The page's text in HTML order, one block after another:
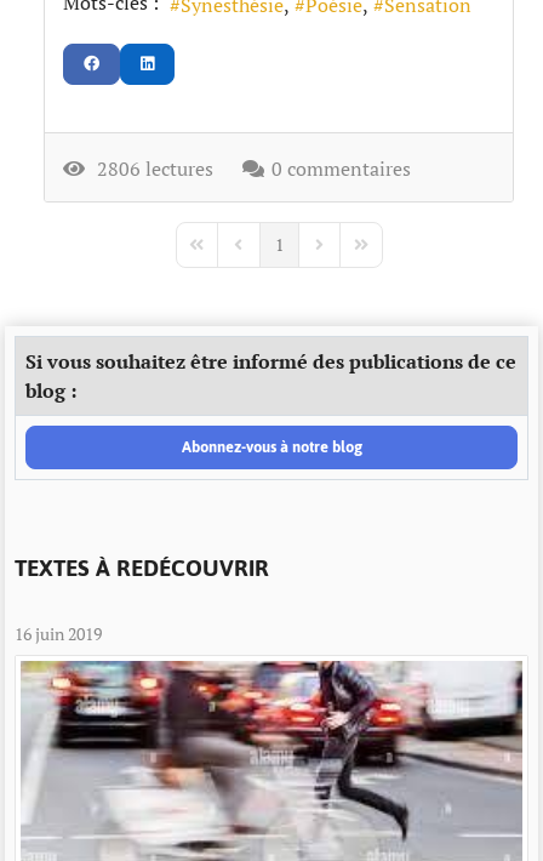
2806 lectures 0 commentaires
First PagePrevious Page
1 Next PageLast Page
Si vous souhaitez être informé des publications de ce
blog :
Abonnez-vous à notre blog
TEXTES À REDÉCOUVRIR
16 juin 2019